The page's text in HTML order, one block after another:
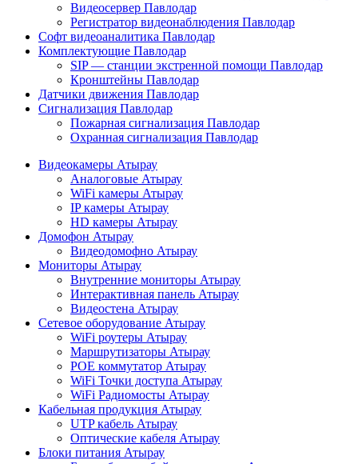
Видеосервер Павлодар
Регистратор видеонаблюдения Павлодар
Софт видеоаналитика Павлодар
Комплектующие Павлодар
SIP — станции экстренной помощи Павлодар
Кронштейны Павлодар
Датчики движения Павлодар
Сигнализация Павлодар
Пожарная сигнализация Павлодар
Охранная сигнализация Павлодар
Видеокамеры Атырау
Аналоговые Атырау
WiFi камеры Атырау
IP камеры Атырау
HD камеры Атырау
Домофон Атырау
Видеодомофно Атырау
Мониторы Атырау
Внутренние мониторы Атырау
Интерактивная панель Атырау
Видеостена Атырау
Сетевое оборудование Атырау
WiFi роутеры Атырау
Маршрутизаторы Атырау
POE коммутатор Атырау
WiFi Точки доступа Атырау
WiFi Радиомосты Атырау
Кабельная продукция Атырау
UTP кабель Атырау
Оптические кабеля Атырау
Блоки питания Атырау